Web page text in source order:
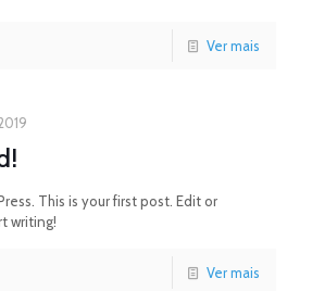
Ver mais
This is your first post. Edit or
writing!
Ver mais